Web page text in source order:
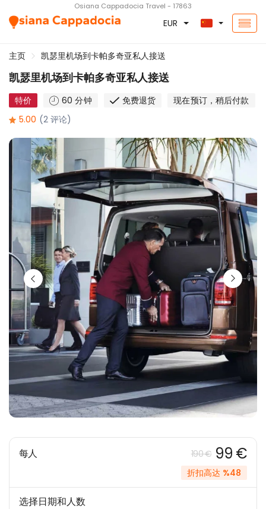
Osiana Cappadocia Travel - 17863
EUR
主页 凯瑟里机场到卡帕多奇亚私人接送
凯瑟里机场到卡帕多奇亚私人接送
特价 60 分钟 免费退货
现在预订，稍后付款
5.00 (2 评论)
每人 190 € 99 €
折扣高达 %48
选择日期和人数